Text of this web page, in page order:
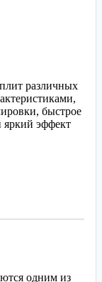
различных
быстрое
яркий эффект
одним из